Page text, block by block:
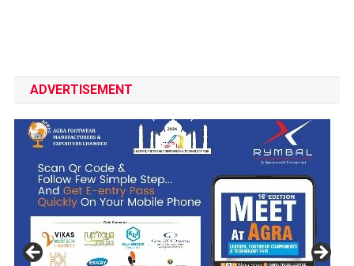
ADVERTISEMENT